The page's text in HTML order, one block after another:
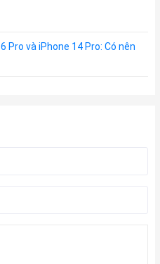
Pro và iPhone 14 Pro: Có nên